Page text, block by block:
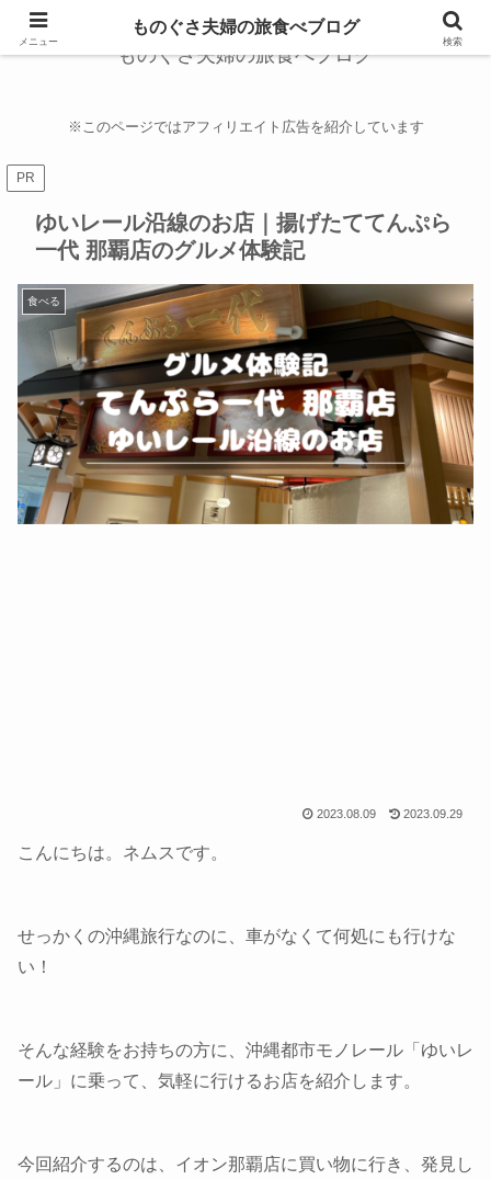
ものぐさ夫婦の旅食べブログ
※このページではアフィリエイト広告を紹介しています
PR
ゆいレール沿線のお店｜揚げたててんぷら
一代 那覇店のグルメ体験記
食べる
2023.08.09 2023.09.29
こんにちは。ネムスです。
せっかくの沖縄旅行なのに、車がなくて何処にも行けな
い！
そんな経験をお持ちの方に、沖縄都市モノレール「ゆいレ
ール」に乗って、気軽に行けるお店を紹介します。
今回紹介するのは、イオン那覇店に買い物に行き、発見し
メニュー
ものぐさ夫婦の旅食べブログ
検索